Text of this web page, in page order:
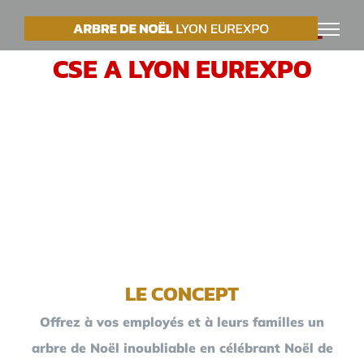
PasserVOTRE ARBRE DE NOËL
CSE A LYON EUREXPO
LE CONCEPT
Offrez à vos employés et à leurs familles un
arbre de Noël inoubliable en célébrant Noël de